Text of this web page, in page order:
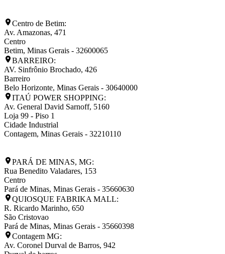
Centro de Betim:
Av. Amazonas, 471
Centro
Betim, Minas Gerais - 32600065
BARREIRO:
AV. Sinfrônio Brochado, 426
Barreiro
Belo Horizonte, Minas Gerais - 30640000
ITAÚ POWER SHOPPING:
Av. General David Sarnoff, 5160
Loja 99 - Piso 1
Cidade Industrial
Contagem, Minas Gerais - 32210110
PARÁ DE MINAS, MG:
Rua Benedito Valadares, 153
Centro
Pará de Minas, Minas Gerais - 35660630
QUIOSQUE FABRIKA MALL:
R. Ricardo Marinho, 650
São Cristovao
Pará de Minas, Minas Gerais - 35660398
Contagem MG:
Av. Coronel Durval de Barros, 942